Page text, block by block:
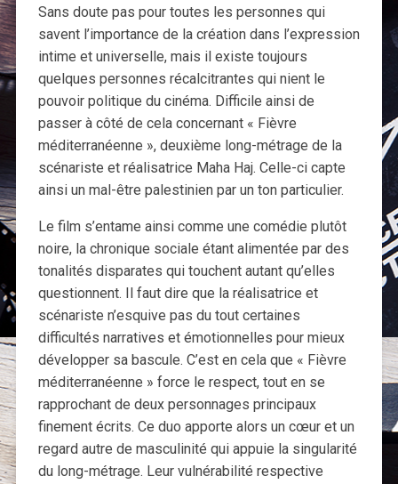
Sans doute pas pour toutes les personnes qui
savent l’importance de la création dans l’expression
intime et universelle, mais il existe toujours
quelques personnes récalcitrantes qui nient le
pouvoir politique du cinéma. Difficile ainsi de
passer à côté de cela concernant « Fièvre
méditerranéenne », deuxième long-métrage de la
scénariste et réalisatrice Maha Haj. Celle-ci capte
ainsi un mal-être palestinien par un ton particulier.
Le film s’entame ainsi comme une comédie plutôt
noire, la chronique sociale étant alimentée par des
tonalités disparates qui touchent autant qu’elles
questionnent. Il faut dire que la réalisatrice et
scénariste n’esquive pas du tout certaines
difficultés narratives et émotionnelles pour mieux
développer sa bascule. C’est en cela que « Fièvre
méditerranéenne » force le respect, tout en se
rapprochant de deux personnages principaux
finement écrits. Ce duo apporte alors un cœur et un
regard autre de masculinité qui appuie la singularité
du long-métrage. Leur vulnérabilité respective